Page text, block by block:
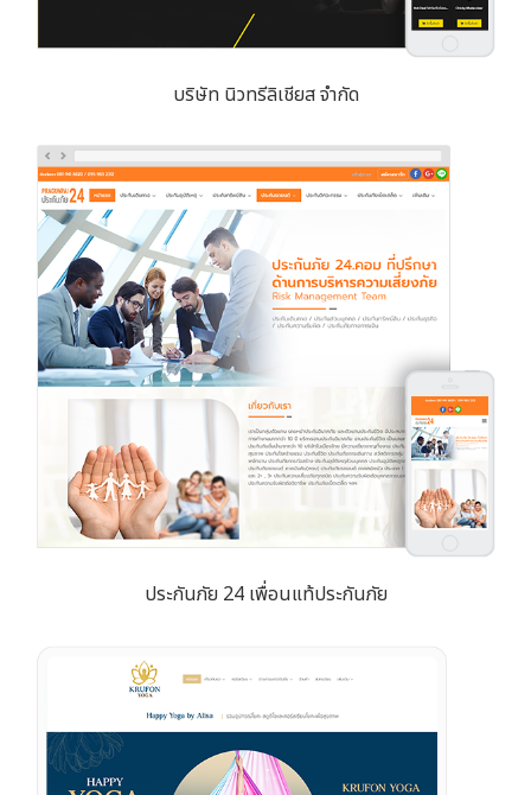
บริษัท นิวทรีลิเชียส จำกัด
ประกันภัย 24 เพื่อนแท้ประกันภัย